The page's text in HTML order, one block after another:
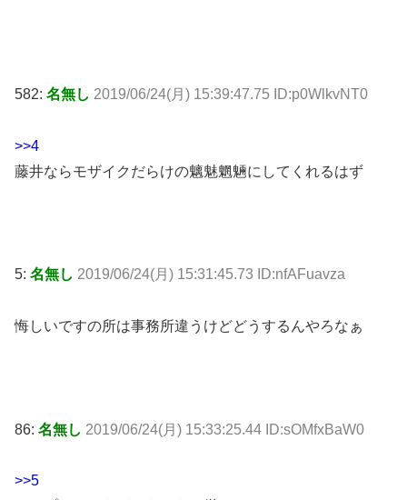
582: 名無し 2019/06/24(月) 15:39:47.75 ID:p0WlkvNT0
>>4
藤井ならモザイクだらけの魑魅魍魎にしてくれるはず
5: 名無し 2019/06/24(月) 15:31:45.73 ID:nfAFuavza
悔しいですの所は事務所違うけどどうするんやろなぁ
86: 名無し 2019/06/24(月) 15:33:25.44 ID:sOMfxBaW0
>>5